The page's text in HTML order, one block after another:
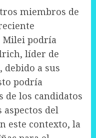
miembros de
podría
líder de
debido a sus
podría
de los candidatos
aspectos del
este contexto, la